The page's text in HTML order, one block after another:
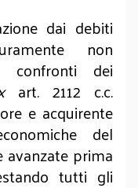
dai debiti
non
dei
art. 2112 c.c.
e acquirente
del
prima
tutti gli